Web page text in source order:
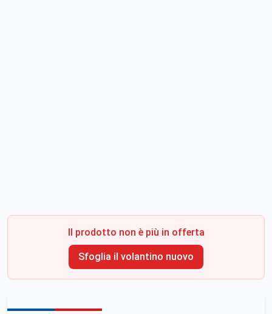
Il prodotto non è più in offerta
Sfoglia il volantino nuovo